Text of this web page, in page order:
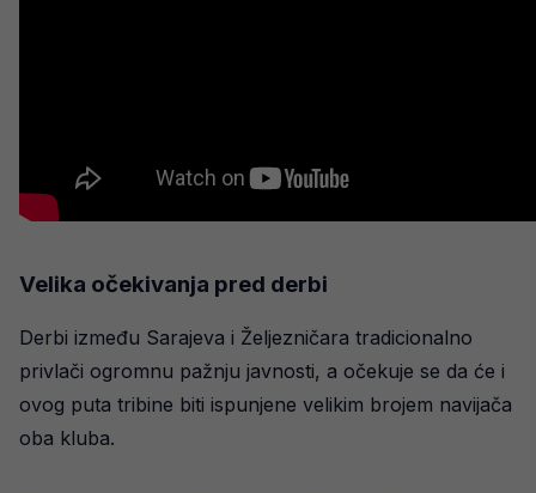
Velika očekivanja pred derbi
Derbi između Sarajeva i Željezničara tradicionalno
privlači ogromnu pažnju javnosti, a očekuje se da će i
ovog puta tribine biti ispunjene velikim brojem navijača
oba kluba.